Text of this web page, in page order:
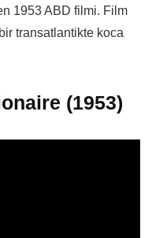
1953 ABD filmi. Film
transatlantikte koca
(1953)